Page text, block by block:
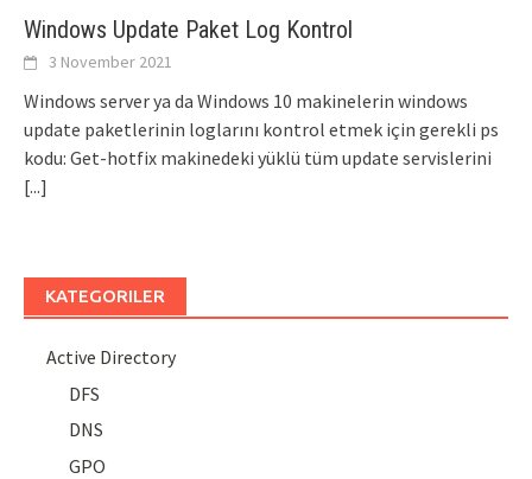
Windows Update Paket Log Kontrol
3 November 2021
Windows server ya da Windows 10 makinelerin windows
update paketlerinin loglarını kontrol etmek için gerekli ps
kodu: Get-hotfix makinedeki yüklü tüm update servislerini
[...]
KATEGORILER
Active Directory
DFS
DNS
GPO